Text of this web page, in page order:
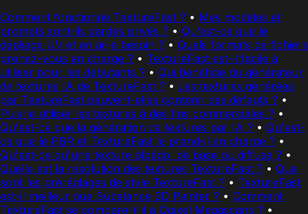
Comment fonctionne TextureFast ? • Mes modèles et
prompts sont-ils gardés privés ? • Qu'est-ce que le
dépliage UV et en ai-je besoin ? • Quels formats de fichiers
prenez-vous en charge ? • TextureFast est-il facile à
utiliser pour les débutants ? • Qui bénéficie du générateur
de textures IA de TextureFast ? • Les textures générées
par TextureFast peuvent-elles contenir des défauts ? •
Puis-je utiliser les textures à des fins commerciales ? •
Qu'est-ce que la génération de textures par IA ? • Qu'est-
ce que le PBR et TextureFast le prend-il en charge ? •
Qu'est-ce qu'une texture albédo, de base ou diffuse ? •
Quelle est la résolution des textures TextureFast ? • Que
sont les préréglages de style TextureFast ? • TextureFast
est-il meilleur que Substance 3D Painter ? • Comment
TextureFast se compare-t-il à Quixel Megascans ? •